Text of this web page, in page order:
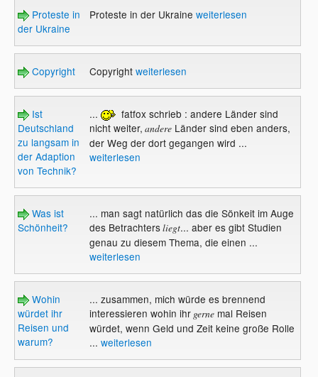
Proteste in
der Ukraine
Proteste in der Ukraine weiterlesen
Copyright Copyright weiterlesen
Ist
Deutschland
zu langsam in
der Adaption
von Technik?
...
fatfox schrieb : andere Länder sind
nicht weiter, andereLänder sind eben anders,
der Weg der dort gegangen wird ...
weiterlesen
Was ist
Schönheit?
... man sagt natürlich das die Sönkeit im Auge
des Betrachtersliegt... aber es gibt Studien
genau zu diesem Thema, die einen ...
weiterlesen
Wohin
würdet ihr
Reisen und
warum?
... zusammen, mich würde es brennend
interessieren wohin ihrgernemal Reisen
würdet, wenn Geld und Zeit keine große Rolle
... weiterlesen